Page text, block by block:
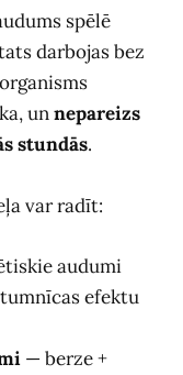
spēlē
darbojas bez
unnepareizs
stundās.
var radīt:
audumi
efektu
— berze +